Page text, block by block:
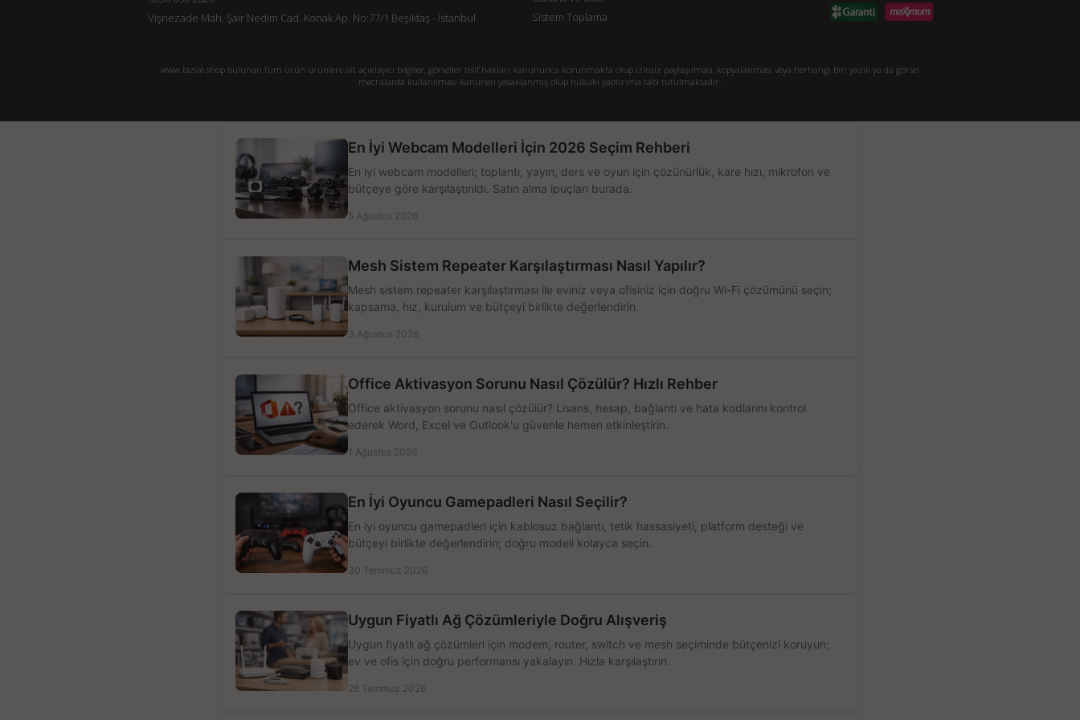
Vişnezade Mah. Şair Nedim Cad. Konak Ap. No:77/1 Beşiktaş - İstanbul
Sistem Toplama
www.bizial.shop bulunan tüm ürün ürünlere ait açıklayıcı bilgiler, görseller telif hakları kanununca korunmakta olup izinsiz paylaşılması, kopyalanması veya herhangi biri yazılı ya da görsel
mecralarda kullanılması kanunen yasaklanmış olup hukuki yaptırıma tabi tutulmaktadır.
En İyi Webcam Modelleri İçin 2026 Seçim Rehberi
En iyi webcam modelleri; toplantı, yayın, ders ve oyun için çözünürlük, kare hızı, mikrofon ve
bütçeye göre karşılaştırıldı. Satın alma ipuçları burada.
5 Ağustos 2026
Mesh Sistem Repeater Karşılaştırması Nasıl Yapılır?
Mesh sistem repeater karşılaştırması ile eviniz veya ofisiniz için doğru Wi-Fi çözümünü seçin;
kapsama, hız, kurulum ve bütçeyi birlikte değerlendirin.
3 Ağustos 2026
Office Aktivasyon Sorunu Nasıl Çözülür? Hızlı Rehber
Office aktivasyon sorunu nasıl çözülür? Lisans, hesap, bağlantı ve hata kodlarını kontrol
ederek Word, Excel ve Outlook'u güvenle hemen etkinleştirin.
1 Ağustos 2026
En İyi Oyuncu Gamepadleri Nasıl Seçilir?
En iyi oyuncu gamepadleri için kablosuz bağlantı, tetik hassasiyeti, platform desteği ve
bütçeyi birlikte değerlendirin; doğru modeli kolayca seçin.
30 Temmuz 2026
Uygun Fiyatlı Ağ Çözümleriyle Doğru Alışveriş
Uygun fiyatlı ağ çözümleri için modem, router, switch ve mesh seçiminde bütçenizi koruyun;
ev ve ofis için doğru performansı yakalayın. Hızla karşılaştırın.
28 Temmuz 2026